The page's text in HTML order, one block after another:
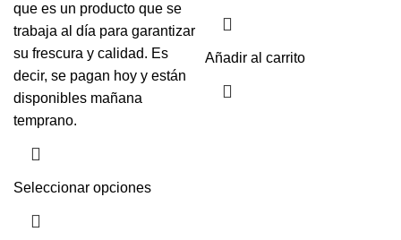
que es un producto que se
trabaja al día para garantizar
su frescura y calidad. Es
decir, se pagan hoy y están
disponibles mañana
temprano.
Seleccionar opciones
Añadir al carrito